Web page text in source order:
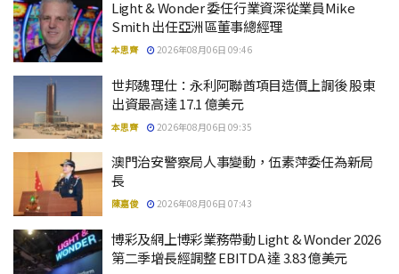
Light & Wonder 委任行業資深從業員Mike
Smith 出任亞洲區董事總經理
本思齊 2026年08月06日 09:46
世邦魏理仕：永利阿聯酋項目造價上調後 股東
出資最高達 17.1 億美元
本思齊 2026年08月06日 09:35
澳門治安警察局人事變動，伍素萍委任為新局
長
陳嘉俊 2026年08月06日 07:43
博彩及網上博彩業務帶動 Light & Wonder 2026
第二季增長經調整 EBITDA 達 3.83 億美元